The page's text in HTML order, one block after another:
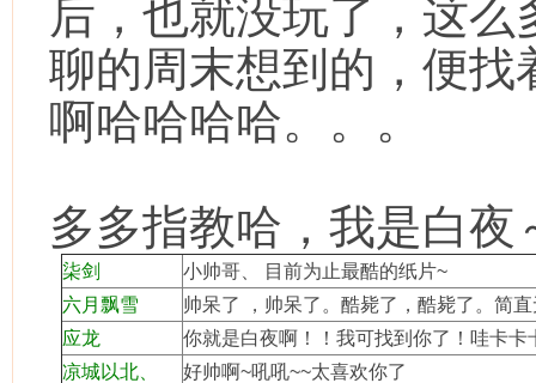
后，也就没玩了，这
聊的周末想到的，便
啊哈哈哈哈。。。
多多指教哈，我是白夜
柒剑
小帅哥、 目前为止最酷的纸片~
六月飘雪
帅呆了 ，帅呆了。酷毙了，酷毙了。简
应龙
你就是白夜啊！！我可找到你了！哇卡卡
凉城以北、
好帅啊~吼吼~~太喜欢你了